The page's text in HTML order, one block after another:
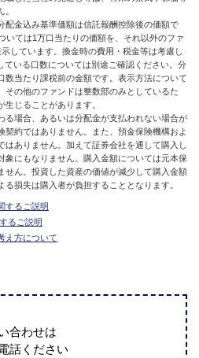
配金込み基準価額は信託報酬控除後の価額で
いては1万口当たりの価額を、それ以外のファ
しています。換金時の費用・税金等は考慮し
いる口数については別途ご確認ください。分
数当たり課税前の金額です。表示方法について
その他のファンドは整数部のみとしているた
じることがあります。
る場合、あるいは分配金が支払われない場合が
契約ではありません。また、預金保険機構およ
はありません。加えて証券会社を通して購入し
象にもなりません。購入金額については元本保
せん。投資した資産の価値が減少して購入金額
損失は購入者が負担することとなります。
するご説明
るご説明
え方について
合わせは
話ください